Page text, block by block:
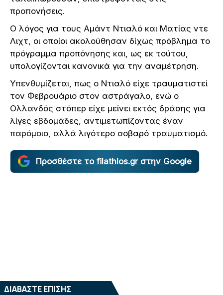
προπονήσεις.
Ο λόγος για τους Αμάντ Ντιαλό και Ματίας ντε
Λιχτ, οι οποίοι ακολούθησαν δίχως πρόβλημα το
πρόγραμμα προπόνησης και, ως εκ τούτου,
υπολογίζονται κανονικά για την αναμέτρηση.
Υπενθυμίζεται, πως ο Ντιαλό είχε τραυματιστεί
τον Φεβρουάριο στον αστράγαλο, ενώ ο
Ολλανδός στόπερ είχε μείνει εκτός δράσης για
λίγες εβδομάδες, αντιμετωπίζοντας έναν
παρόμοιο, αλλά λιγότερο σοβαρό τραυματισμό.
Προσθέστε το filathlos.gr στην Google
ΔΙΑΒΑΣΤΕ ΕΠΙΣΗΣ